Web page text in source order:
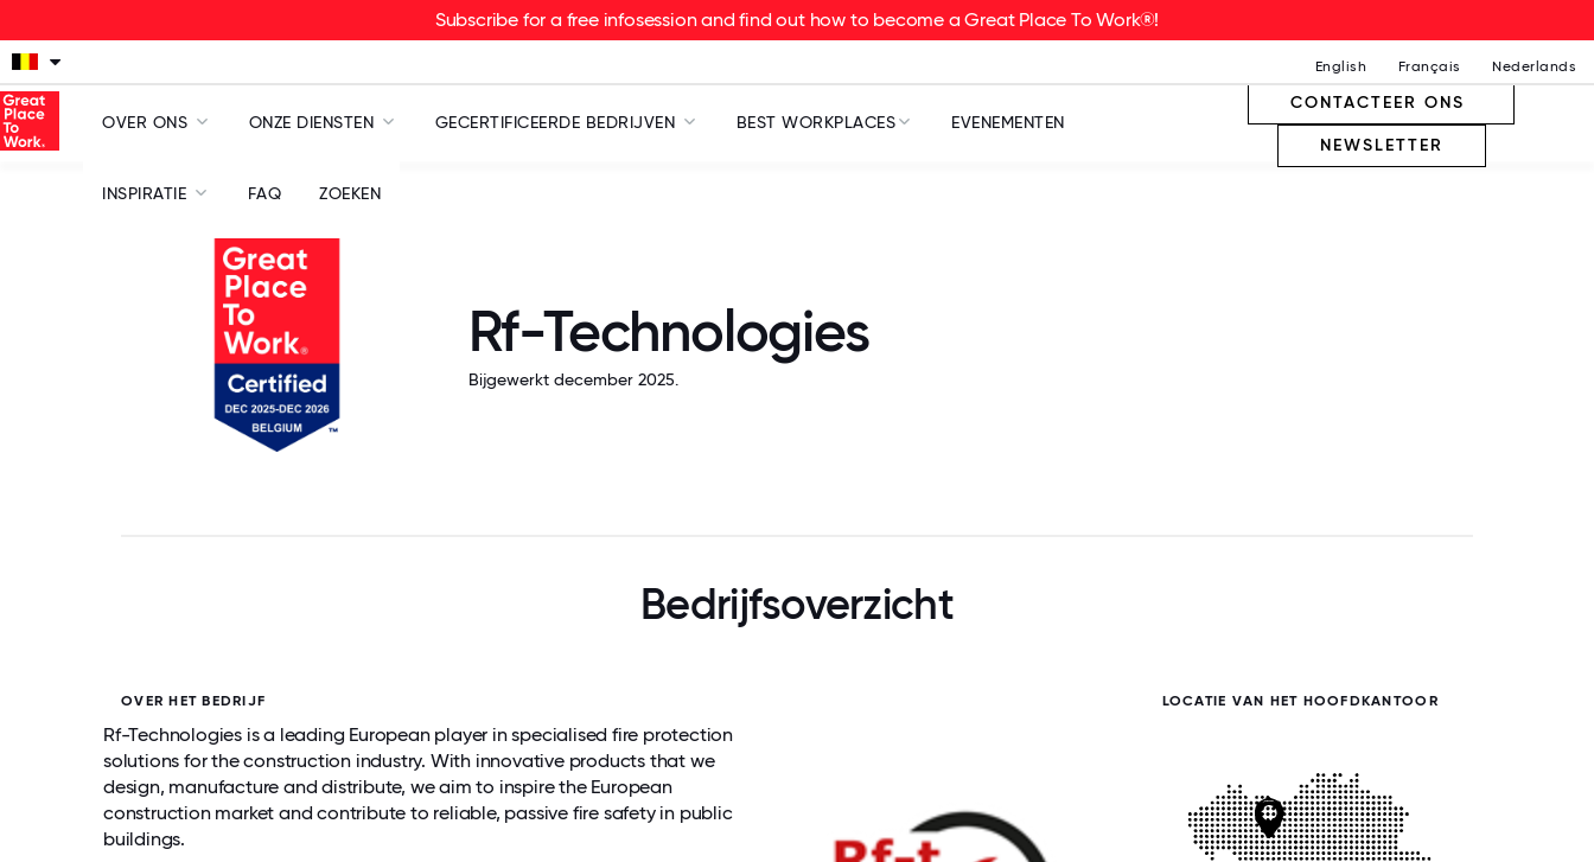
Subscribe for a free infosession and find out how to become a Great Place To Work®!
English Français Nederlands
OVER ONS ONZE DIENSTEN GECERTIFICEERDE BEDRIJVEN BEST WORKPLACES EVENEMENTEN
INSPIRATIE FAQ ZOEKEN
CONTACTEER ONS
NEWSLETTER
Rf-Technologies
Bijgewerkt december 2025.
Bedrijfsoverzicht
OVER HET BEDRIJF
Rf-Technologies is a leading European player in specialised fire protection
solutions for the construction industry. With innovative products that we
design, manufacture and distribute, we aim to inspire the European
construction market and contribute to reliable, passive fire safety in public
buildings.
LOCATIE VAN HET HOOFDKANTOOR